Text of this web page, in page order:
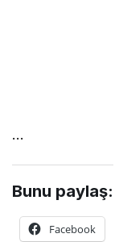
…
Bunu paylaş:
Facebook